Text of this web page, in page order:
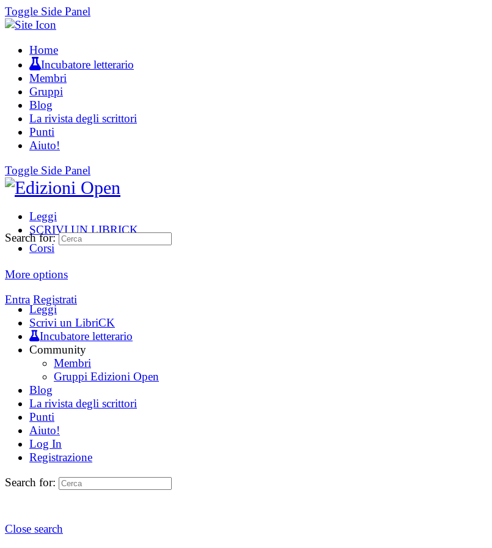
Toggle Side Panel
Home
Incubatore letterario
Membri
Gruppi
Blog
La rivista degli scrittori
Punti
Aiuto!
Toggle Side Panel
Leggi
SCRIVI UN LIBRICK
Corsi
More options
Entra Registrati
Search for:
Leggi
Scrivi un LibriCK
Incubatore letterario
Community
Membri
Gruppi Edizioni Open
Blog
La rivista degli scrittori
Punti
Aiuto!
Log In
Registrazione
Search for:
Close search